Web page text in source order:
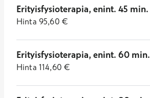
Erityisfysioterapia, enint. 45 min.
Hinta 95,60 €
Erityisfysioterapia, enint. 60 min.
Hinta 114,60 €